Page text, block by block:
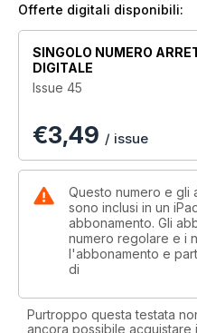
Offerte digitali disponibili:
SINGOLO NUMERO
DIGITALE
Issue 45
€3,49 / issue
Questo numero e gli
sono inclusi in un
abbonamento. Gli
numero regolare e i
l'abbonamento e
di
Purtroppo questa testata
ancora possibile acquistare